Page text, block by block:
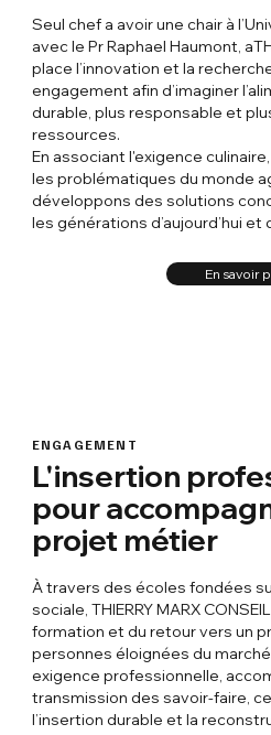
Seul chef a avoir une chair à
avec le Pr Raphael Haumont,
place l’innovation et la
engagement afin d’imaginer
durable, plus responsable et
ressources.
En associant l'exigence
les problématiques du monde
développons des solutions
les générations d’aujourd’hui et
En savoir
ENGAGEMENT
L'insertion
pour
projet métier
À travers des écoles fondées
sociale, THIERRY MARX
formation et du retour vers un
personnes éloignées du
exigence professionnelle,
transmission des savoir-faire,
l’insertion durable et la